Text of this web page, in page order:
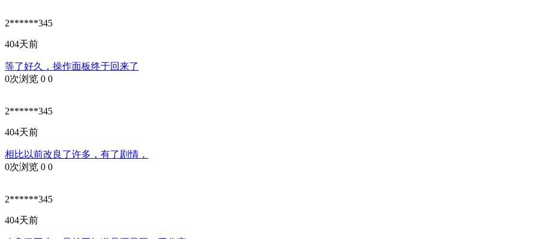
2******345
404天前
等了好久，操作面板终于回来了
0次浏览 0 0
2******345
404天前
相比以前改良了许多，有了剧情，
0次浏览 0 0
2******345
404天前